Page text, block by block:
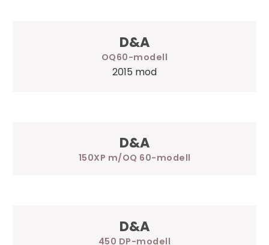
D&A
OQ60
2015 mod
D&A
150XP m/OQ 60
D&A
450 DP